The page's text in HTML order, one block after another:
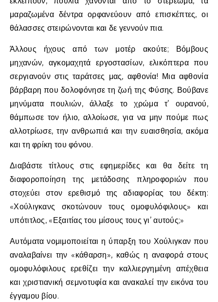
μαραζωμένα δέντρα ορφανεύουν από επισκέπτες, οι
θάλασσες στειρώνονται και δε γεννούν πια.
Άλλους ήχους από των μοτέρ ακούτε; Βόμβους
μηχανών, αγκομαχητά εργοστασίων, ελικόπτερα που
σεργιανούν στις ταράτσες μας, αφθονία! Μια αφθονία
βάρβαρη που δολοφόνησε τη ζωή της Φύσης. Βούβανε
μηνύματα πουλιών, άλλαξε το χρώμα τ’ ουρανού,
θάμπωσε τον ήλιο, αλλοίωσε, για να μην πούμε πως
αλλοτρίωσε, την ανθρωπιά και την ευαισθησία, ακόμα
και τη φρίκη του φόνου.
Διαβάστε τίτλους στις εφημερίδες και θα δείτε τη
διαφοροποίηση της μετάδοσης πληροφοριών που
στοχεύει στον ερεθισμό της αδιαφορίας του δέκτη:
«Χούλιγκανς σκοτώνουν τους ομοφυλόφιλους» και
υπότιτλος, «Εξαιτίας του μίσους τους γι’ αυτούς;»
Αυτόματα νομιμοποιείται η ύπαρξη του Χούλιγκαν που
αναλαβαίνει την «κάθαρση», καθώς η αναφορά στους
ομοφυλόφιλους ερεθίζει την καλλιεργημένη απέχθεια
και χριστιανική σεμνοτυφία και ανακαλεί την εικόνα του
έγγαμου βίου.